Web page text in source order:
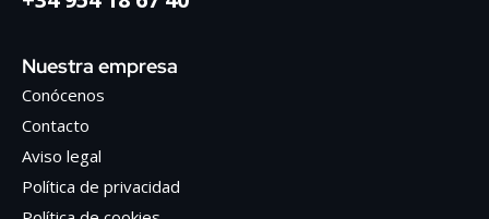
Nuestra empresa
Conócenos
Contacto
Aviso legal
Política de privacidad